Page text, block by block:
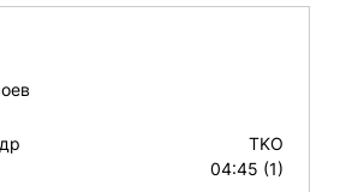
TKO
04:45 (1)